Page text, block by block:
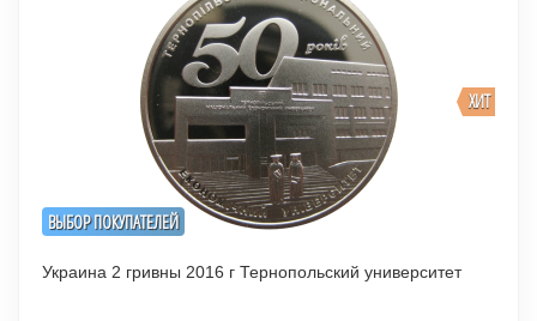
ВЫБОР ПОКУПАТЕЛЕЙ
ХИТ
Украина 2 гривны 2016 г Тернопольский университет